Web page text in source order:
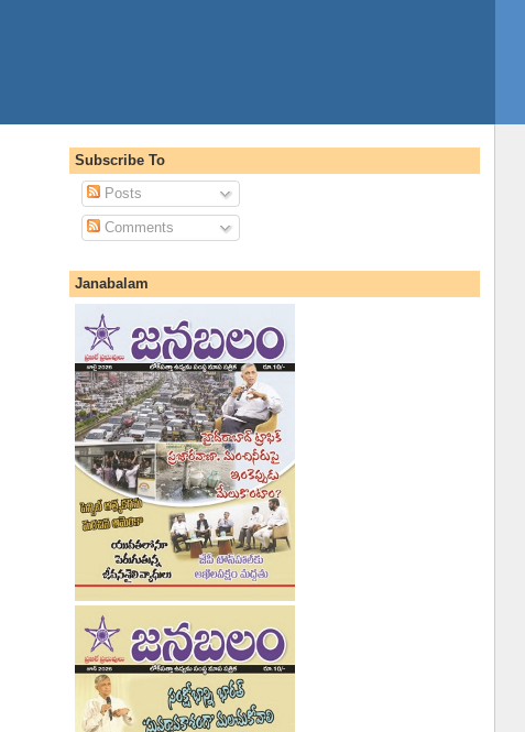
Subscribe To
Posts
Comments
Janabalam